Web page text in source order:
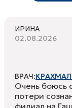
ИРИНА
02.08.2026
ВРАЧ:
Очень боюсь
потери